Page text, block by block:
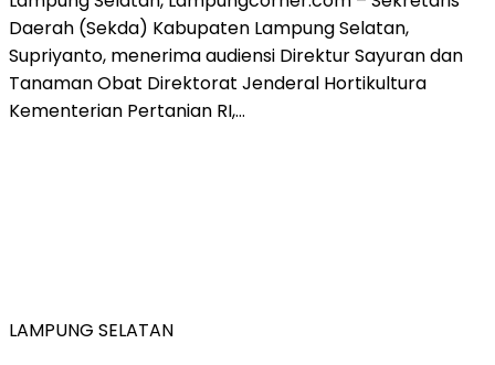
Daerah (Sekda) Kabupaten Lampung Selatan,
Supriyanto, menerima audiensi Direktur Sayuran dan
Tanaman Obat Direktorat Jenderal Hortikultura
Kementerian Pertanian RI,…
LAMPUNG SELATAN